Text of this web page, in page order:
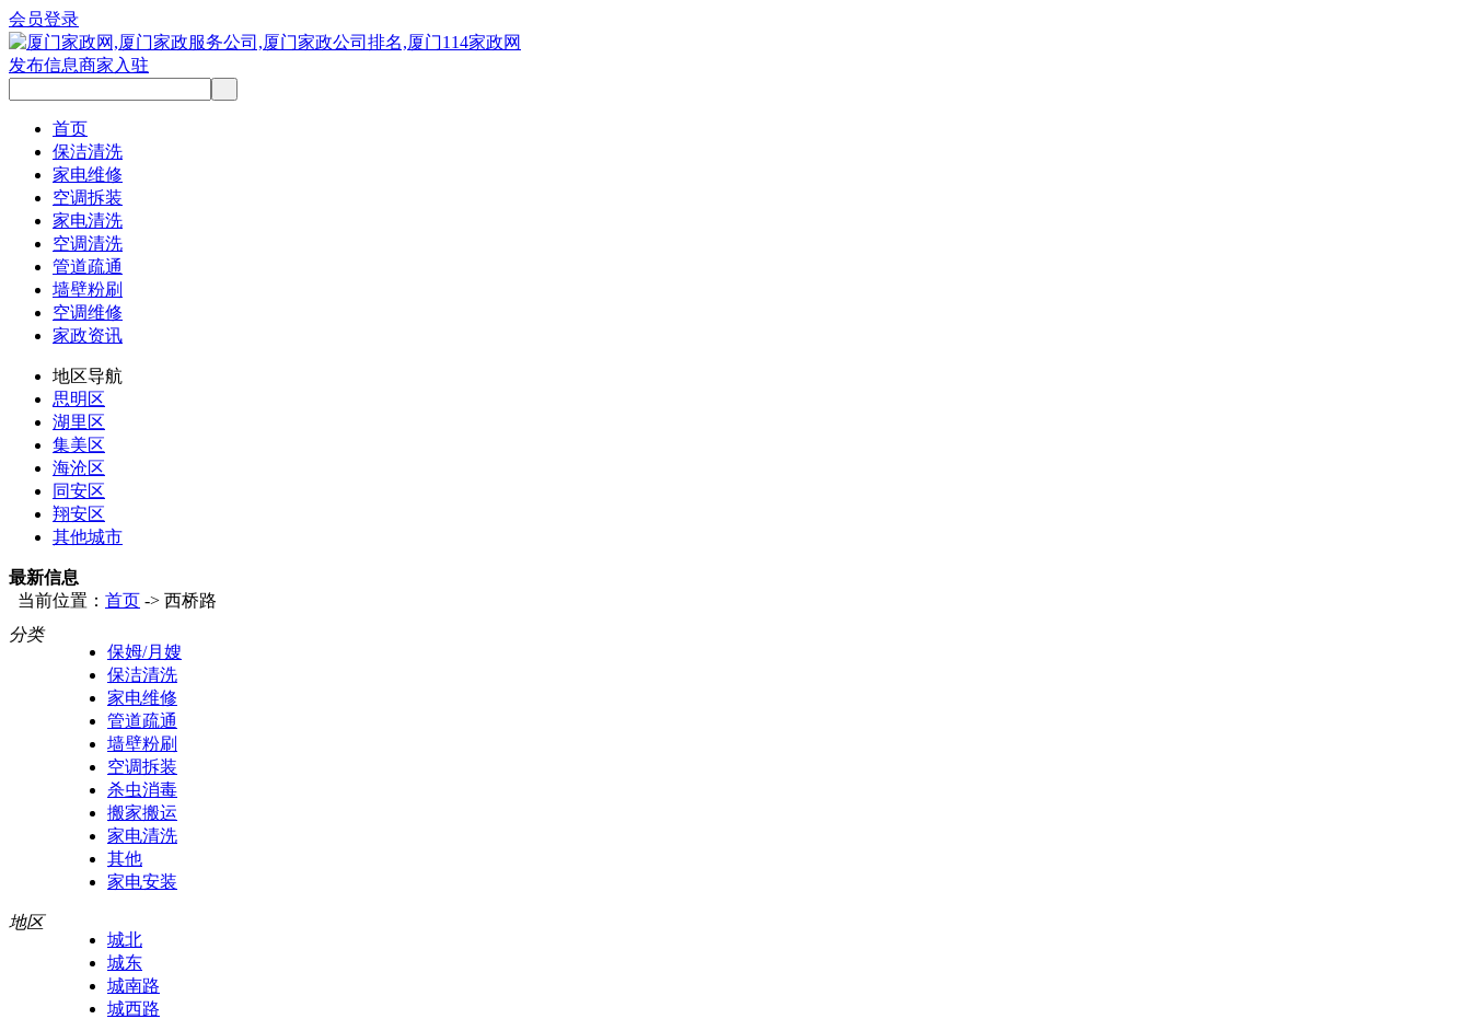
会员登录
发布信息商家入驻
首页
保洁清洗
家电维修
空调拆装
家电清洗
空调清洗
管道疏通
墙壁粉刷
空调维修
家政资讯
地区导航
思明区
湖里区
集美区
海沧区
同安区
翔安区
其他城市
最新信息
当前位置： 首页 -> 西桥路
分类
保姆/月嫂
保洁清洗
家电维修
管道疏通
墙壁粉刷
空调拆装
杀虫消毒
搬家搬运
家电清洗
其他
家电安装
地区
城北
城东
城南路
城西路